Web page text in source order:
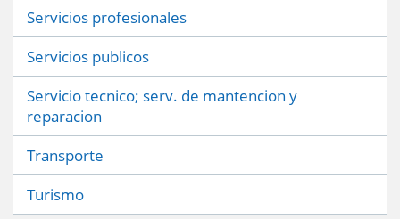
Servicios profesionales
Servicios publicos
Servicio tecnico; serv. de mantencion y
reparacion
Transporte
Turismo